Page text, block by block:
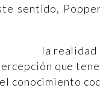
sentido,
la
que
conocimiento